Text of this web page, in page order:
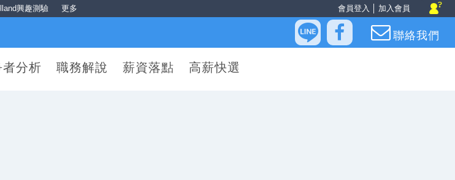
會員登入 加入會員
興趣測驗 更多
聯絡我們
者分析 職務解說 薪資落點 高薪快選